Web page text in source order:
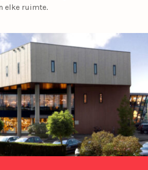
elke ruimte.